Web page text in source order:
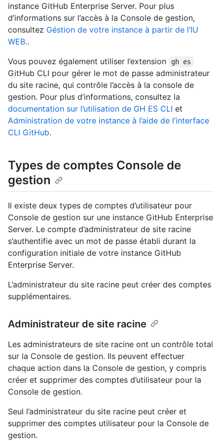
instance GitHub Enterprise Server. Pour plus
d’informations sur l’accès à la Console de gestion,
consultez Géstion de votre instance à partir de l’IU
WEB..
Vous pouvez également utiliser l’extension
gh es
GitHub CLI pour gérer le mot de passe administrateur
du site racine, qui contrôle l’accès à la console de
gestion. Pour plus d’informations, consultez la
documentation sur l’utilisation de GH ES CLI et
Administration de votre instance à l’aide de l’interface
CLI GitHub.
Types de comptes Console de
gestion
Il existe deux types de comptes d’utilisateur pour
Console de gestion sur une instance GitHub Enterprise
Server. Le compte d’administrateur de site racine
s’authentifie avec un mot de passe établi durant la
configuration initiale de votre instance GitHub
Enterprise Server.
L’administrateur du site racine peut créer des comptes
supplémentaires.
Administrateur de site racine
Les administrateurs de site racine ont un contrôle total
sur la Console de gestion. Ils peuvent effectuer
chaque action dans la Console de gestion, y compris
créer et supprimer des comptes d’utilisateur pour la
Console de gestion.
Seul l’administrateur du site racine peut créer et
supprimer des comptes utilisateur pour la Console de
gestion.